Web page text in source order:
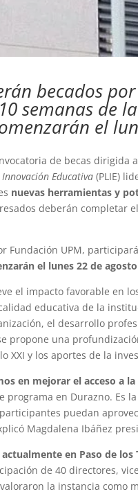
becados
semanas de
el
de becas dirigida
Educativa (PLIE)
nuevas herramientas y
deberán completar
Fundación UPM,
el lunes 22 de agosto
el impacto favorable en
educativa de la
el desarrollo
propone una
XXI y los aportes de la
en mejorar el acceso a
programa en Durazno. Es
puedan
Magdalena Ibáñez
en Paso de
de 40 directores,
la instancia como